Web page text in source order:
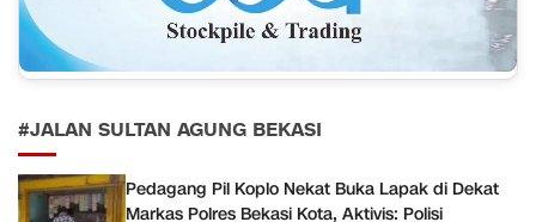
#JALAN SULTAN AGUNG BEKASI
Pedagang Pil Koplo Nekat Buka Lapak di Dekat
Markas Polres Bekasi Kota, Aktivis: Polisi